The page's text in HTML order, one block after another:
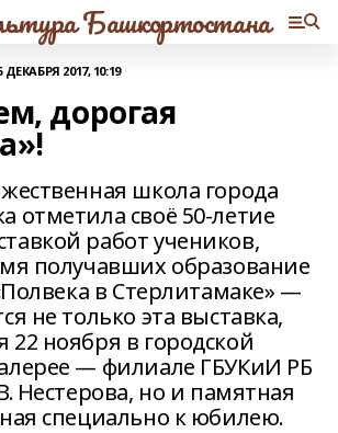
Башкортостана
ДЕКАБРЯ 2017, 10:19
дорогая
школа города
отметила своё 50‑летие
работ учеников,
получавших образование
в Стерлитамаке» —
не только эта выставка,
22 ноября в городской
— филиале ГБУКиИ РБ
Нестерова, но и памятная
специально к юбилею.